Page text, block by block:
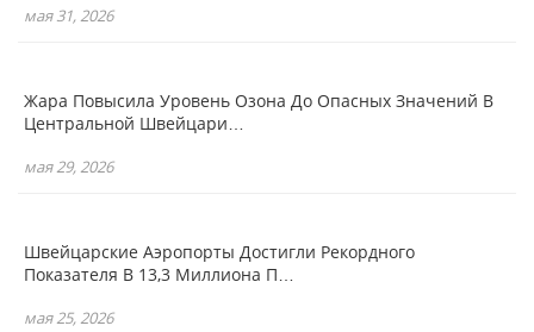
мая 31, 2026
Жара Повысила Уровень Озона До Опасных Значений В
Центральной Швейцари…
мая 29, 2026
Швейцарские Аэропорты Достигли Рекордного
Показателя В 13,3 Миллиона П…
мая 25, 2026